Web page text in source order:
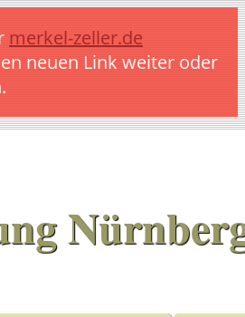
merkel-zeller.de
neuen Link weiter oder